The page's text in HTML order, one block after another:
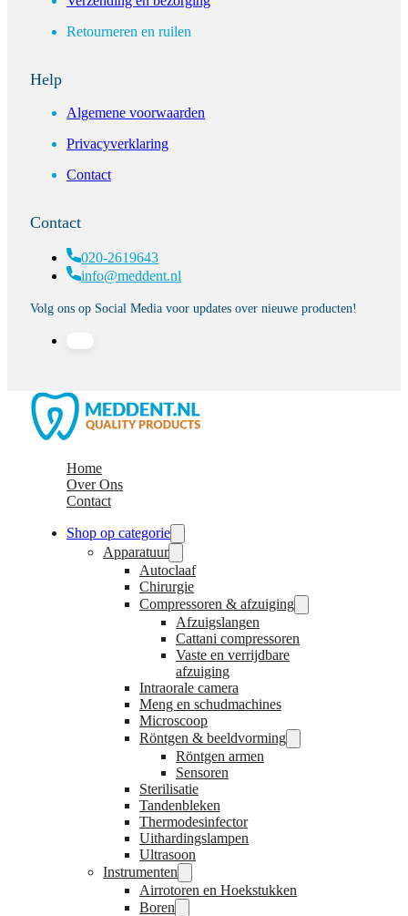
Retourneren en ruilen
Help
Algemene voorwaarden
Privacyverklaring
Contact
Contact
020-2619643
info@meddent.nl
Volg ons op Social Media voor updates over nieuwe producten!
Home
Over Ons
Contact
Shop op categorie
Apparatuur
Autoclaaf
Chirurgie
Compressoren & afzuiging
Afzuigslangen
Cattani compressoren
Vaste en verrijdbare
afzuiging
Intraorale camera
Meng en schudmachines
Microscoop
Röntgen & beeldvorming
Röntgen armen
Sensoren
Sterilisatie
Tandenbleken
Thermodesinfector
Uithardingslampen
Ultrasoon
Instrumenten
Airrotoren en Hoekstukken
Boren